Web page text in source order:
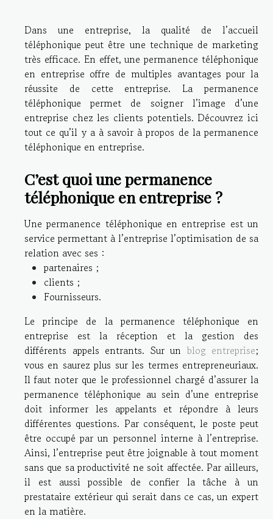
Dans une entreprise, la qualité de l’accueil
téléphonique peut être une technique de marketing
très efficace. En effet, une permanence téléphonique
en entreprise offre de multiples avantages pour la
réussite de cette entreprise. La permanence
téléphonique permet de soigner l’image d’une
entreprise chez les clients potentiels. Découvrez ici
tout ce qu’il y a à savoir à propos de la permanence
téléphonique en entreprise.
C’est quoi une permanence
téléphonique en entreprise ?
Une permanence téléphonique en entreprise est un
service permettant à l’entreprise l’optimisation de sa
relation avec ses :
partenaires ;
clients ;
Fournisseurs.
Le principe de la permanence téléphonique en
entreprise est la réception et la gestion des
différents appels entrants. Sur un blog entreprise;
vous en saurez plus sur les termes entrepreneuriaux.
Il faut noter que le professionnel chargé d’assurer la
permanence téléphonique au sein d’une entreprise
doit informer les appelants et répondre à leurs
différentes questions. Par conséquent, le poste peut
être occupé par un personnel interne à l’entreprise.
Ainsi, l’entreprise peut être joignable à tout moment
sans que sa productivité ne soit affectée. Par ailleurs,
il est aussi possible de confier la tâche à un
prestataire extérieur qui serait dans ce cas, un expert
en la matière.